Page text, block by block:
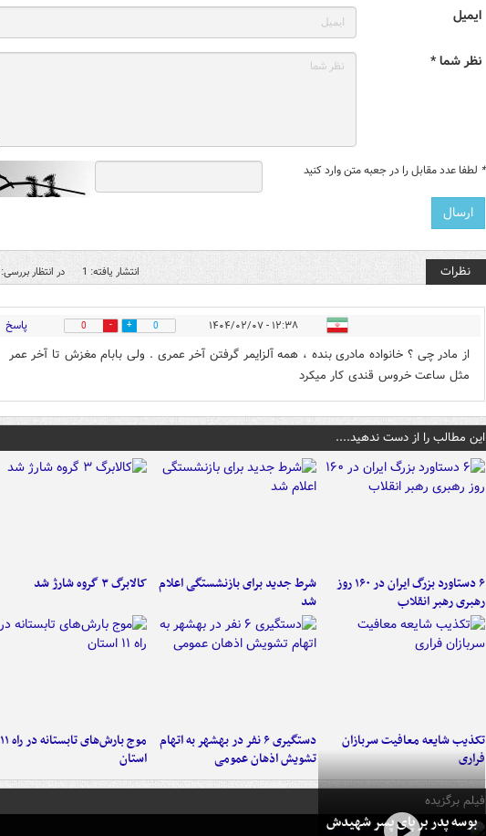
ایمیل
نظر شما *
* لطفا عدد مقابل را در جعبه متن وارد کنید
نظرات انتشار یافته: 1 در انتظار بررسی: 3
۱۲:۳۸ - ۱۴۰۴/۰۲/۰۷ 0
0 پاسخ
از مادر چی ؟ خانواده مادری بنده ، همه آلزایمر گرفتن آخر عمری . ولی بابام مغزش تا آخر عمر
مثل ساعت خروس قندی کار میکرد
این مطالب را از دست ندهید....
۶ دستاورد بزرگ ایران در ۱۶۰ روز
رهبری رهبر انقلاب
شرط جدید برای بازنشستگی اعلام
شد
کالابرگ ۳ گروه شارژ شد
تکذیب شایعه معافیت سربازان
فراری
دستگیری ۶ نفر در بهشهر به اتهام
تشویش اذهان عمومی
موج بارش‌های تابستانه در راه ۱۱
استان
فیلم برگزیده
بوسه‌ پدر بر پای پسر شهیدش